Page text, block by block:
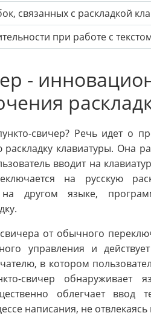
связанных с раскладкой
при работе с
-
свичер? Речь идет о
клавиатуры. Она
вводит на
на русскую
на другом языке,
от обычного
управления и
в котором
свичер обнаруживает
облегчает ввод
написания, не